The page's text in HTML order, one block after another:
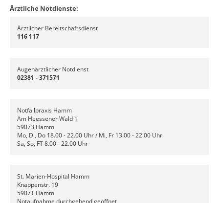
Ärztliche Notdienste:
Ärztlicher Bereitschaftsdienst
116 117
Augenärztlicher Notdienst
02381 - 371571
Notfallpraxis Hamm
Am Heessener Wald 1
59073 Hamm
Mo, Di, Do 18.00 - 22.00 Uhr / Mi, Fr 13.00 - 22.00 Uhr
Sa, So, FT 8.00 - 22.00 Uhr
St. Marien-Hospital Hamm
Knappenstr. 19
59071 Hamm
Notaufnahme durchgehend geöffnet